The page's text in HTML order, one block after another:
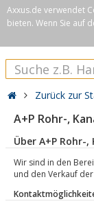
Axxus.de verwendet
bieten. Wenn Sie auf
Zurück zur
A+P Rohr-,
Über A+P Rohr-
Wir sind in den
und den Verkauf